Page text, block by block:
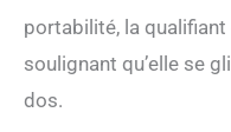
portabilité, la
soulignant qu’elle se
dos.